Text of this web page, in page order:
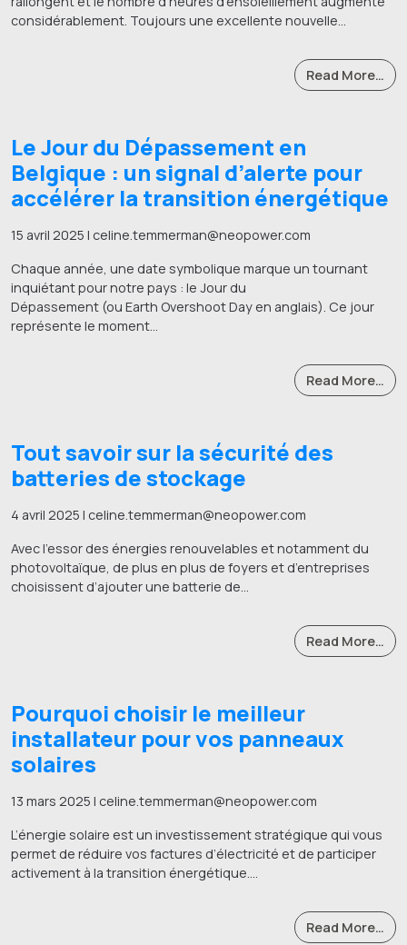
considérablement. Toujours une excellente nouvelle…
Read More…
Le Jour du Dépassement en
Belgique : un signal d’alerte pour
accélérer la transition énergétique
15 avril 2025 | celine.temmerman@neopower.com
Chaque année, une date symbolique marque un tournant
inquiétant pour notre pays : le Jour du
Dépassement (ou Earth Overshoot Day en anglais). Ce jour
représente le moment…
Read More…
Tout savoir sur la sécurité des
batteries de stockage
4 avril 2025 | celine.temmerman@neopower.com
Avec l’essor des énergies renouvelables et notamment du
photovoltaïque, de plus en plus de foyers et d’entreprises
choisissent d’ajouter une batterie de…
Read More…
Pourquoi choisir le meilleur
installateur pour vos panneaux
solaires
13 mars 2025 | celine.temmerman@neopower.com
L’énergie solaire est un investissement stratégique qui vous
permet de réduire vos factures d’électricité et de participer
activement à la transition énergétique….
Read More…